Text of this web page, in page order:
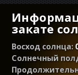
закате
Восход солнца:
Солнечный